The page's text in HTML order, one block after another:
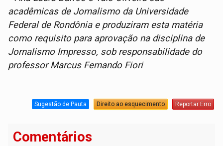
acadêmicas de Jornalismo da Universidade
Federal de Rondônia e produziram esta matéria
como requisito para aprovação na disciplina de
Jornalismo Impresso, sob responsabilidade do
professor Marcus Fernando Fiori
Sugestão de Pauta Direito ao esquecimento Reportar Erro
Comentários